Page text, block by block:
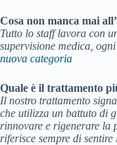
Cosa non manca mai
Tutto lo staff lavora con
supervisione medica,
nuova categoria
Quale è il trattamento
Il nostro trattamento
che utilizza un battuto di
rinnovare e rigenerare la
riferisce sempre di